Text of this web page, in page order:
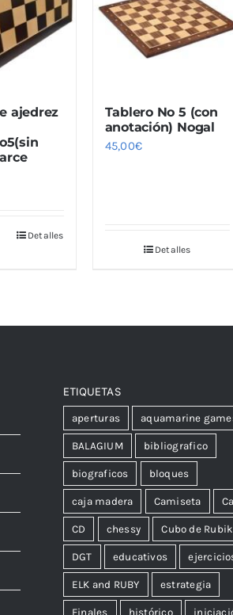
ajedrez
Detalles
Tablero No 5 (con
anotación) Nogal
45,00€
Detalles
ETIQUETAS
aperturas aquamarine
BALAGIUM bibliografico
biograficos bloques
caja madera Camiseta
CD chessy Cubo de Rubik
DGT educativos
ELK and RUBY estrategia
Finales histórico